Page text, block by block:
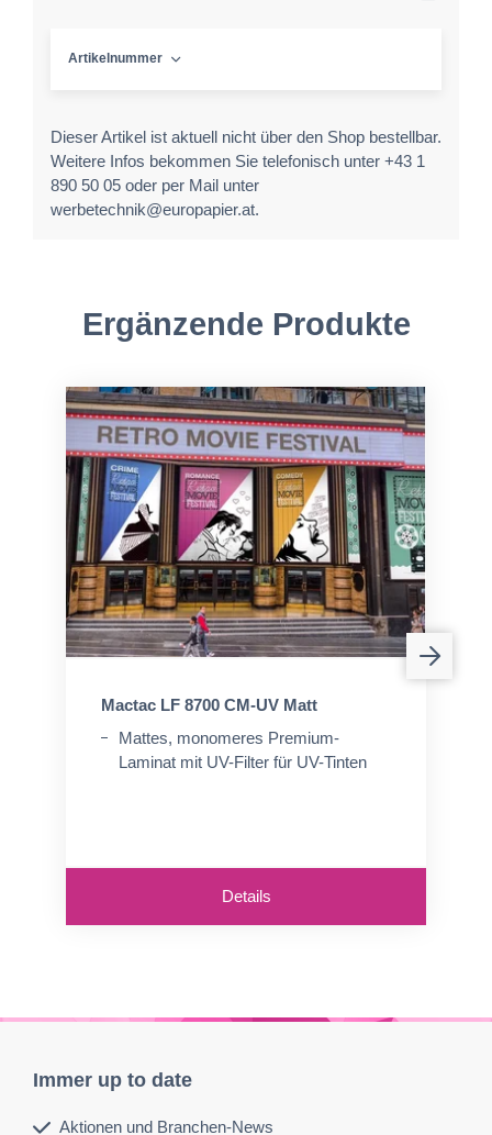
Artikelnummer
Dieser Artikel ist aktuell nicht über den Shop bestellbar.
Weitere Infos bekommen Sie telefonisch unter +43 1
890 50 05 oder per Mail unter
werbetechnik@europapier.at.
Ergänzende Produkte
Mactac LF 8700 CM-UV Matt
Mattes, monomeres Premium-
Laminat mit UV-Filter für UV-Tinten
Details
Immer up to date
Aktionen und Branchen-News